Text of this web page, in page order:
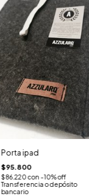
Porta ipad
$95.800
$86.220con -10% off
Transferencia o depósito
bancario